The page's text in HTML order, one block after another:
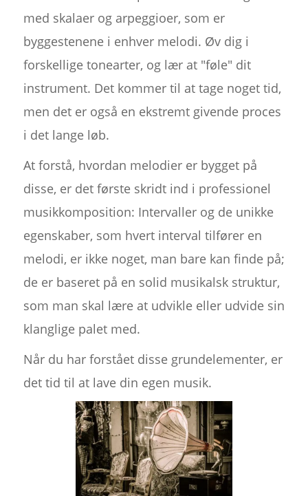
med skalaer og arpeggioer, som er
byggestenene i enhver melodi. Øv dig i
forskellige tonearter, og lær at "føle" dit
instrument. Det kommer til at tage noget tid,
men det er også en ekstremt givende proces
i det lange løb.
At forstå, hvordan melodier er bygget på
disse, er det første skridt ind i professionel
musikkomposition: Intervaller og de unikke
egenskaber, som hvert interval tilfører en
melodi, er ikke noget, man bare kan finde på;
de er baseret på en solid musikalsk struktur,
som man skal lære at udvikle eller udvide sin
klanglige palet med.
Når du har forstået disse grundelementer, er
det tid til at lave din egen musik.